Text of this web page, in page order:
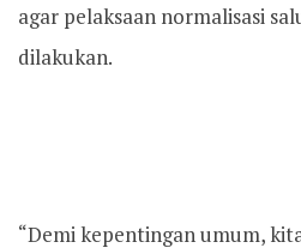
agar pelaksaan normalisasi
dilakukan.
“Demi kepentingan umum,